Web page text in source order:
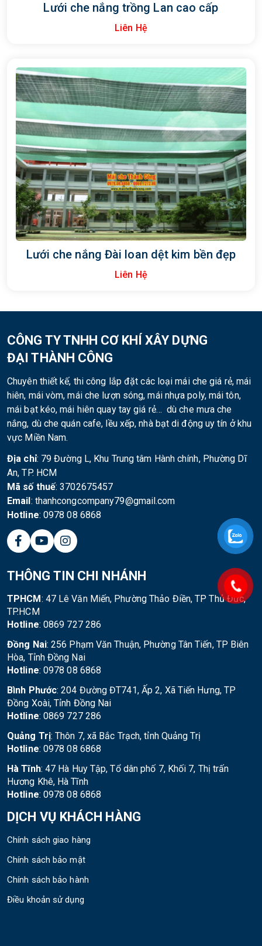
Lưới che nắng trồng Lan cao cấp
Liên Hệ
Lưới che nắng Đài loan dệt kim bền đẹp
Liên Hệ
CÔNG TY TNHH CƠ KHÍ XÂY DỰNG
ĐẠI THÀNH CÔNG
Chuyên thiết kế, thi công lắp đặt các loại mái che giá rẻ, mái
hiên, mái vòm, mái che lượn sóng, mái nhựa poly, mái tôn,
mái bạt kéo, mái hiên quay tay giá rẻ… dù che mưa che
nắng, dù che quán cafe, lều xếp, nhà bạt di động uy tín ở khu
vực Miền Nam.
Địa chỉ: 79 Đường L, Khu Trung tâm Hành chính, Phường Dĩ
An, TP. HCM
Mã số thuế: 3702675457
Email: thanhcongcompany79@gmail.com
Hotline: 0978 08 6868
THÔNG TIN CHI NHÁNH
TPHCM: 47 Lê Văn Miến, Phường Thảo Điền, TP Thủ Đức,
TP.HCM
Hotline: 0869 727 286
Đồng Nai: 256 Phạm Văn Thuận, Phường Tân Tiến, TP Biên
Hòa, Tỉnh Đồng Nai
Hotline: 0978 08 6868
Bình Phước: 204 Đường ĐT741, Ấp 2, Xã Tiến Hưng, TP
Đồng Xoài, Tỉnh Đồng Nai
Hotline: 0869 727 286
Quảng Trị: Thôn 7, xã Bắc Trạch, tỉnh Quảng Trị
Hotline: 0978 08 6868
Hà Tĩnh: 47 Hà Huy Tập, Tổ dân phố 7, Khối 7, Thị trấn
Hương Khê, Hà Tĩnh
Hotline: 0978 08 6868
DỊCH VỤ KHÁCH HÀNG
Chính sách giao hàng
Chính sách bảo mật
Chính sách bảo hành
Điều khoản sử dụng